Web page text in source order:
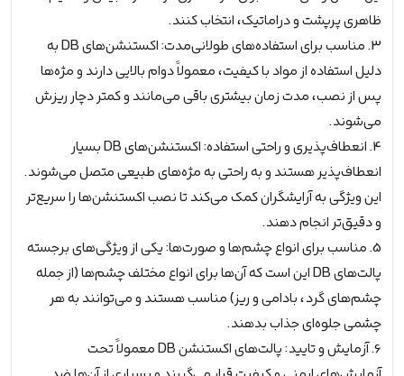
ظاهری پرپشت و دراماتیک، انتخاب کنند.
3. مناسب برای استفاده‌های طولانی‌مدت: اکستنشن‌های DB به
دلیل استفاده از مواد با کیفیت، معمولاً دوام بالایی دارند و مژه‌ها
پس از نصب، مدت زمان بیشتری باقی می‌مانند و کمتر دچار ریزش
می‌شوند.
4. انعطاف‌پذیری و راحتی استفاده: اکستنشن‌های DB بسیار
انعطاف‌پذیر هستند و به راحتی به مژه‌های طبیعی متصل می‌شوند.
این ویژگی به آرایشگران کمک می‌کند تا نصب اکستنشن‌ها را سریع‌تر
و دقیق‌تر انجام دهند.
5. مناسب برای انواع چشم‌ها و صورت‌ها: یکی از ویژگی‌های برجسته
پالت‌های DB این است که آن‌ها برای انواع مختلف چشم‌ها (از جمله
چشم‌های گرد، بادامی و ریز) مناسب هستند و می‌توانند به هر
چشمی جلوه‌ای جذاب بدهند.
6. آزمایش و تایید: پالت‌های اکستنشن DB معمولاً تحت